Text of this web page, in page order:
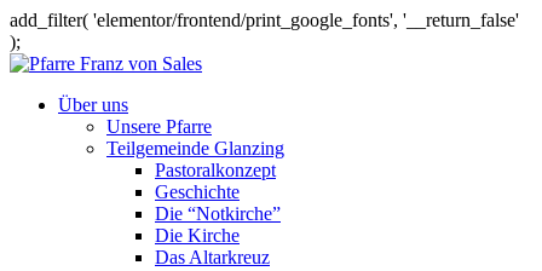
add_filter( 'elementor/frontend/print_google_fonts', '__return_false'
);
Über uns
Unsere Pfarre
Teilgemeinde Glanzing
Pastoralkonzept
Geschichte
Die “Notkirche”
Die Kirche
Das Altarkreuz